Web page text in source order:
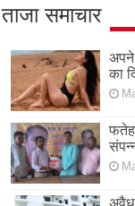
ताजा समाचार
अपने
का
अवैध